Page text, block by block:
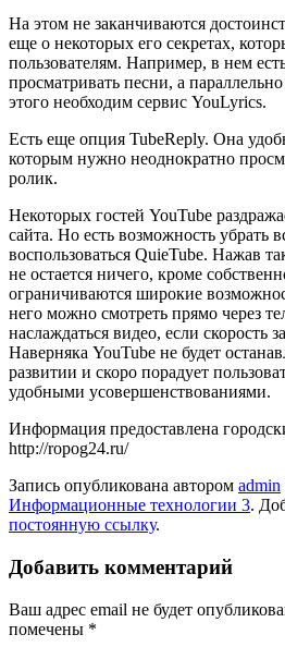
На этом не заканчиваются
еще о некоторых его секретах,
пользователям. Например, в нем
просматривать песни, а
этого необходим сервис YouLyrics.
Есть еще опция TubeReply. Она
которым нужно неоднократно
ролик.
Некоторых гостей YouTube
сайта. Но есть возможность убрать
воспользоваться QuieTube. Нажав
не остается ничего, кроме
ограничиваются широкие
него можно смотреть прямо через
наслаждаться видео, если скорость
Наверняка YouTube не будет
развитии и скоро порадует
удобными усовершенствованиями.
Информация предоставлена
http://ropog24.ru/
Запись опубликована автором admin
Информационные технологии 3.
постоянную ссылку.
Добавить комментарий
Ваш адрес email не будет
помечены *